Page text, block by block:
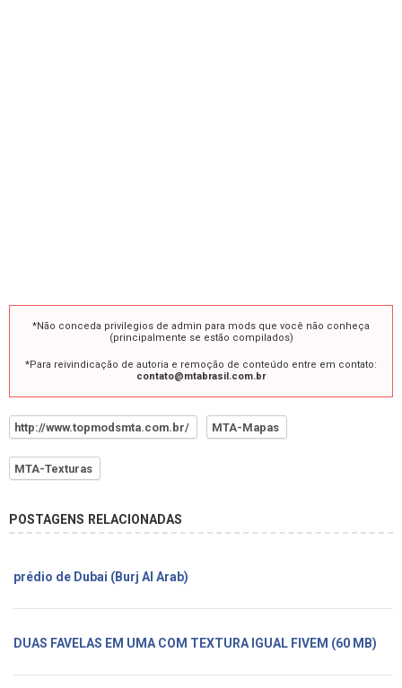
*Não conceda privilegios de admin para mods que você não conheça
(principalmente se estão compilados)
*Para reivindicação de autoria e remoção de conteúdo entre em contato:
contato@mtabrasil.com.br
http://www.topmodsmta.com.br/ MTA-Mapas
MTA-Texturas
POSTAGENS RELACIONADAS
prédio de Dubai (Burj Al Arab)
DUAS FAVELAS EM UMA COM TEXTURA IGUAL FIVEM (60 MB)